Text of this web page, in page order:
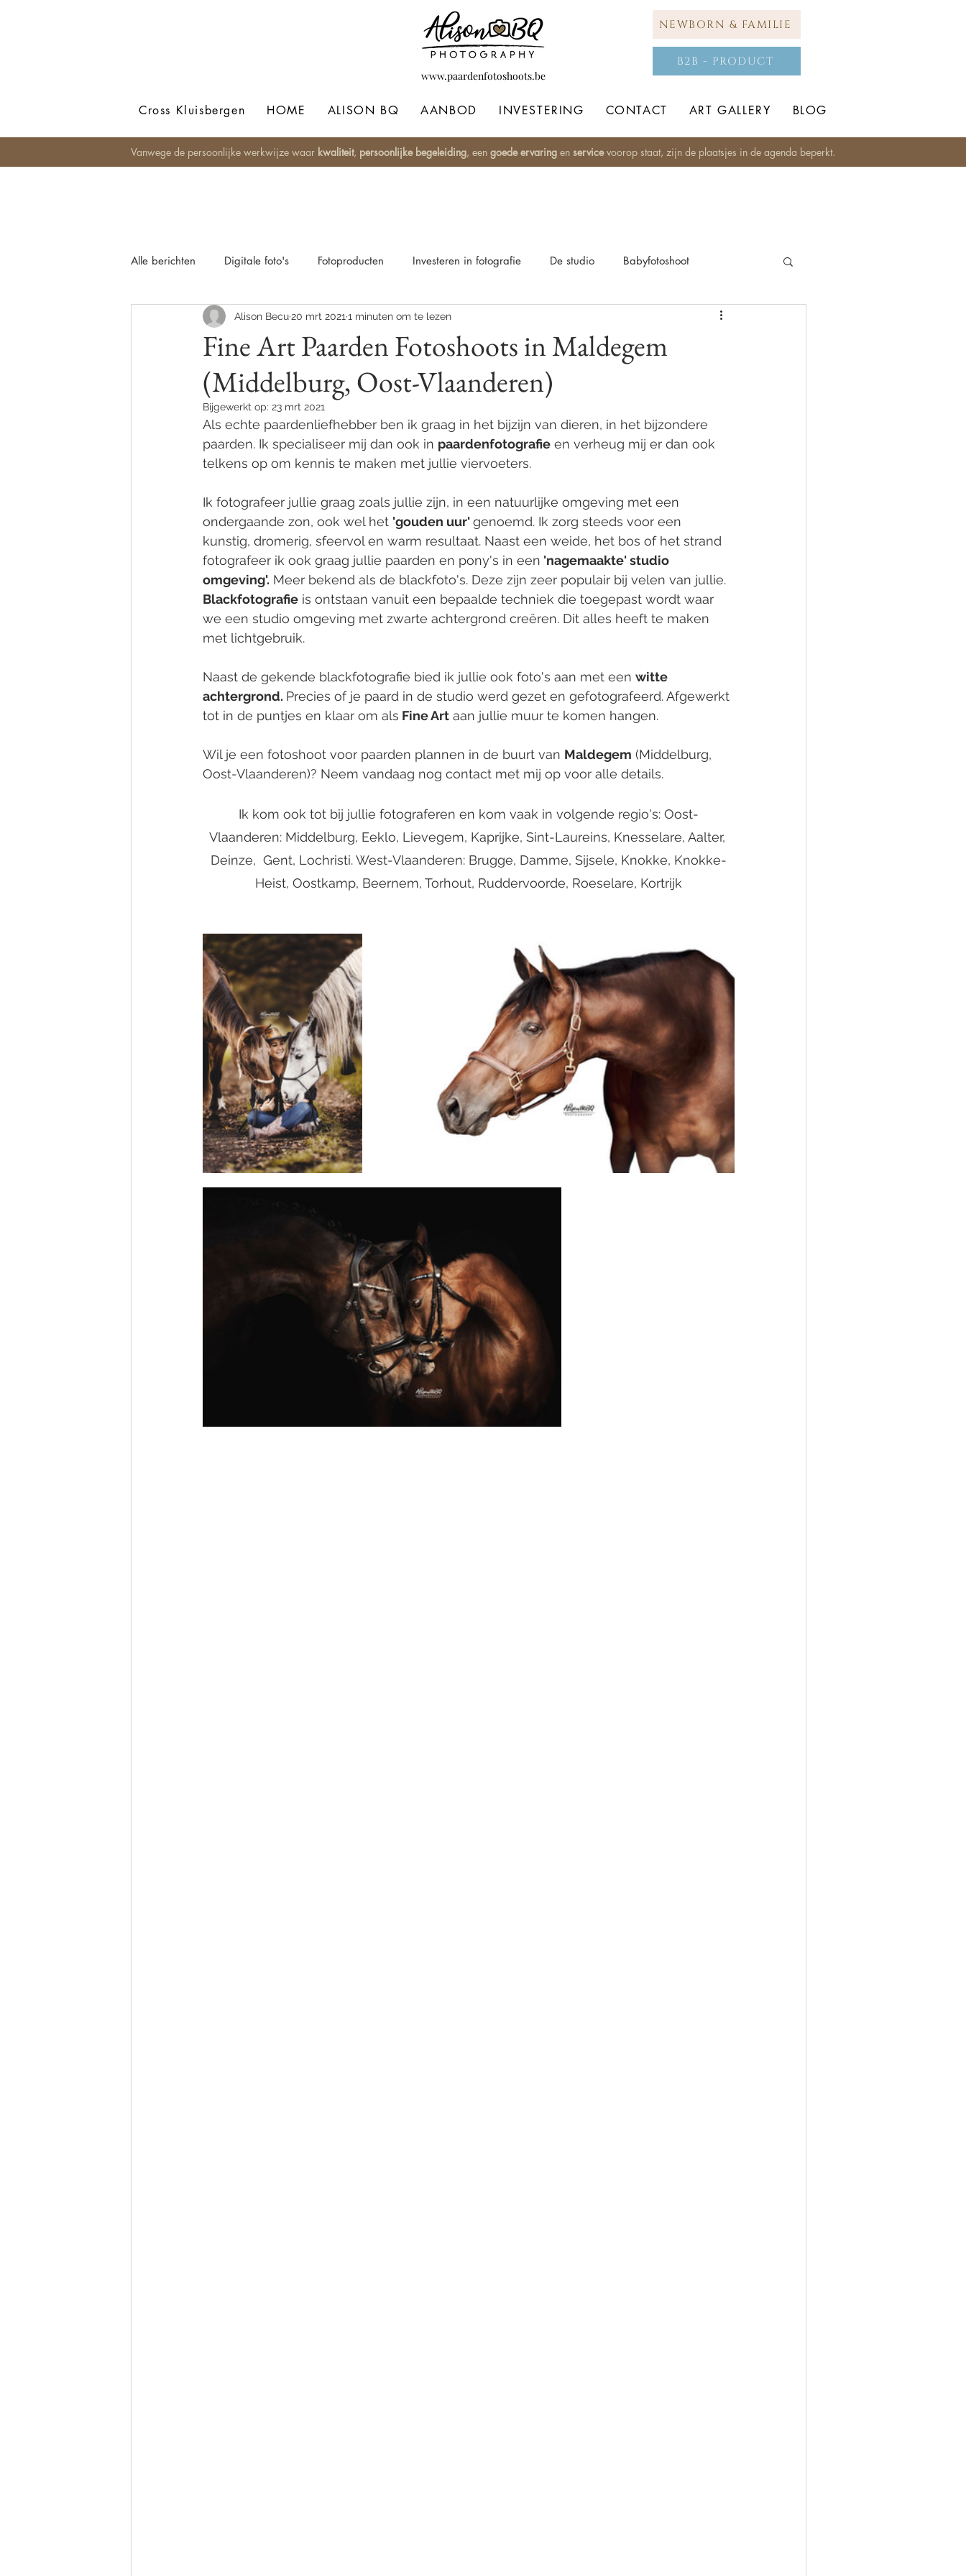
www.paardenfotoshoots.be
NEWBORN & FAMILIE
B2B - PRODUCT
Cross Kluisbergen HOME ALISON BQ AANBOD INVESTERING CONTACT ART GALLERY BLOG
Vanwege de persoonlijke werkwijze waar kwaliteit, persoonlijke begeleiding, een goede ervaring en servicevoorop staat, zijn de plaatsjes in de agenda beperkt.
Alle berichten Digitale foto's Fotoproducten Investeren in fotografie De studio Babyfotoshoot
Newbornfotografie Bohemian style Fine Art Paardenfotografie Studio fotografie
Fotoshoot op locatie Foto Albums Fotoproducten Mama's Awards
Paardenfoto Fotoprints Fine-Art Kwaliteit Afscheid Wall Art Folio Prints Alison Becu
Fine Art Paarden Fotoshoots in Maldegem
(Middelburg, Oost-Vlaanderen)
Alison Becu20 mrt 2021 1 minuten om te lezen
Bijgewerkt op: 23 mrt 2021
Als echte paardenliefhebber ben ik graag in het bijzijn van dieren, in het bijzondere
paarden. Ik specialiseer mij dan ook in paardenfotografie en verheug mij er dan ook
telkens op om kennis te maken met jullie viervoeters.
Ik fotografeer jullie graag zoals jullie zijn, in een natuurlijke omgeving met een
ondergaande zon, ook wel het 'gouden uur' genoemd. Ik zorg steeds voor een
kunstig, dromerig, sfeervol en warm resultaat. Naast een weide, het bos of het strand
fotografeer ik ook graag jullie paarden en pony's in een 'nagemaakte' studio
omgeving'. Meer bekend als de blackfoto's. Deze zijn zeer populair bij velen van jullie.
Blackfotografie is ontstaan vanuit een bepaalde techniek die toegepast wordt waar
we een studio omgeving met zwarte achtergrond creëren. Dit alles heeft te maken
met lichtgebruik.
Naast de gekende blackfotografie bied ik jullie ook foto's aan met een witte
achtergrond. Precies of je paard in de studio werd gezet en gefotografeerd. Afgewerkt
tot in de puntjes en klaar om als Fine Art aan jullie muur te komen hangen.
Wil je een fotoshoot voor paarden plannen in de buurt van Maldegem (Middelburg,
Oost-Vlaanderen)? Neem vandaag nog contact met mij op voor alle details.
Ik kom ook tot bij jullie fotograferen en kom vaak in volgende regio's: Oost-
Vlaanderen: Middelburg, Eeklo, Lievegem, Kaprijke, Sint-Laureins, Knesselare, Aalter,
Deinze,  Gent, Lochristi. West-Vlaanderen: Brugge, Damme, Sijsele, Knokke, Knokke-
Heist, Oostkamp, Beernem, Torhout, Ruddervoorde, Roeselare, Kortrijk